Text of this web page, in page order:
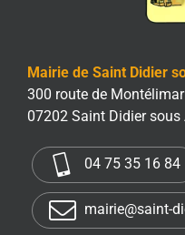
Mairie de Saint Didier
300 route de Montélimar
07202 Saint Didier sous
04 75 35 16 84
mairie@saint-